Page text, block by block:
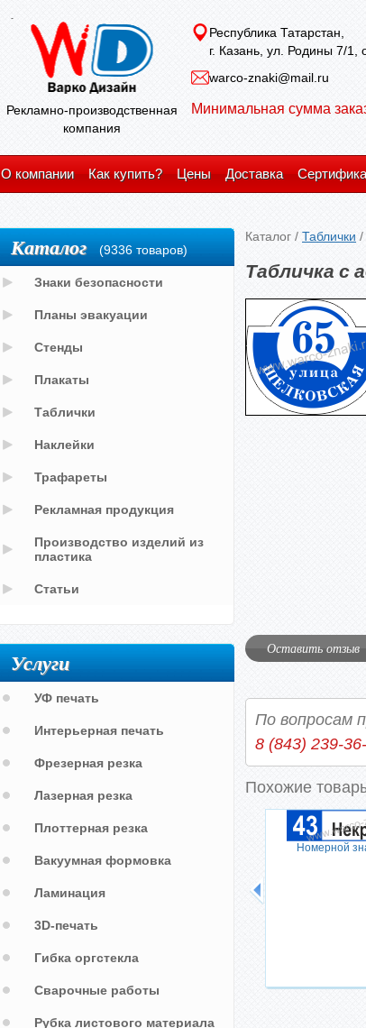
Рекламно-производственная
компания
Республика Татарстан,
г. Казань, ул. Родины 7/1,
warco-znaki@mail.ru
Минимальная сумма
О компании Как купить? Цены Доставка
Каталог / Таблички /
Табличка с
Оставить отзыв
По вопросам
8 (843) 239-
Похожие
Номерной
Каталог (9336 товаров)
Знаки безопасности
Планы эвакуации
Стенды
Плакаты
Таблички
Наклейки
Трафареты
Рекламная продукция
Производство изделий из
пластика
Статьи
Услуги
УФ печать
Интерьерная печать
Фрезерная резка
Лазерная резка
Плоттерная резка
Вакуумная формовка
Ламинация
3D-печать
Гибка оргстекла
Сварочные работы
Рубка листового материала